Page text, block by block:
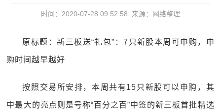
时间：2020-07-28 09:52:58 来源：网络整理
原标题：新三板送“礼包”：7只新股本周可申购，申
购时间越早越好
按照交易所安排，本周共有15只新股可以申购，其
中最大的亮点则是号称“百分之百”中签的新三板首批精选